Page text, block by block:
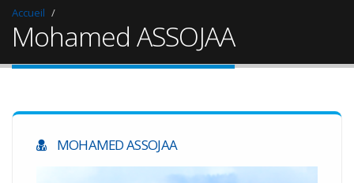
Accueil
Mohamed ASSOJAA
MOHAMED ASSOJAA